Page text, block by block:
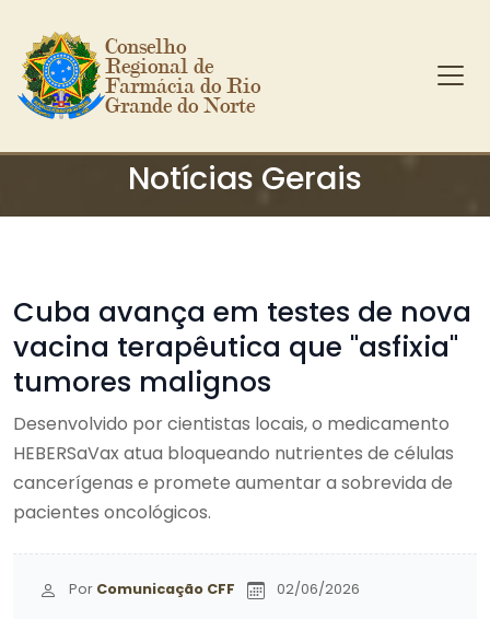
Ir para o conteúdo principal
Conselho
Regional de
Farmácia do Rio
Grande do Norte
Notícias Gerais
Cuba avança em testes de nova
vacina terapêutica que "asfixia"
tumores malignos
Desenvolvido por cientistas locais, o medicamento
HEBERSaVax atua bloqueando nutrientes de células
cancerígenas e promete aumentar a sobrevida de
pacientes oncológicos.
Por Comunicação CFF 02/06/2026